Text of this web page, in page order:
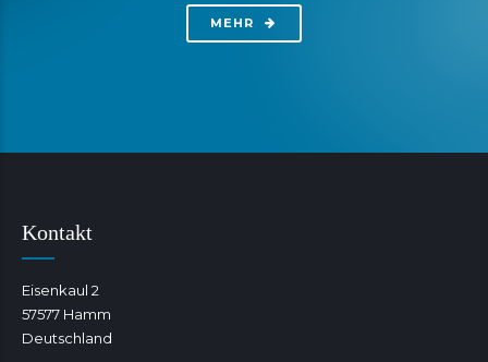
MEHR
Kontakt
Eisenkaul 2
57577 Hamm
Deutschland